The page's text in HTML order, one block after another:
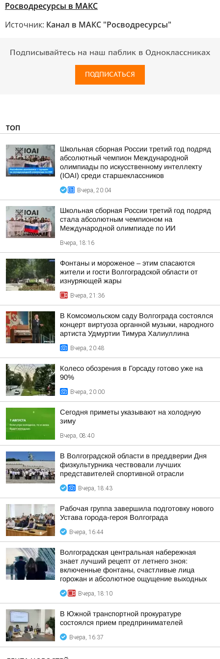
Росводресурсы в МАКС
Источник: Канал в МАКС "Росводресурсы"
Подписывайтесь на наш паблик в Одноклассниках
ПОДПИСАТЬСЯ
ТОП
Школьная сборная России третий год подряд
абсолютный чемпион Международной
олимпиады по искусственному интеллекту
(IOAI) среди старшеклассников
Вчера, 20:04
Школьная сборная России третий год подряд
стала абсолютным чемпионом на
Международной олимпиаде по ИИ
Вчера, 18:16
Фонтаны и мороженое – этим спасаются
жители и гости Волгоградской области от
изнуряющей жары
Вчера, 21:36
В Комсомольском саду Волгограда состоялся
концерт виртуоза органной музыки, народного
артиста Удмуртии Тимура Халиуллина
Вчера, 20:48
Колесо обозрения в Горсаду готово уже на
90%
Вчера, 20:00
Сегодня приметы указывают на холодную
зиму
Вчера, 08:40
В Волгоградской области в преддверии Дня
физкультурника чествовали лучших
представителей спортивной отрасли
Вчера, 18:43
Рабочая группа завершила подготовку нового
Устава города-героя Волгограда
Вчера, 16:44
Волгоградская центральная набережная
знает лучший рецепт от летнего зноя:
включенные фонтаны, счастливые лица
горожан и абсолютное ощущение выходных
Вчера, 18:10
В Южной транспортной прокуратуре
состоялся прием предпринимателей
Вчера, 16:37